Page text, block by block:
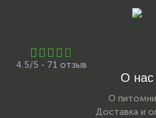
4.5/5 - 71 отзыв
О нас
О
Доставка и